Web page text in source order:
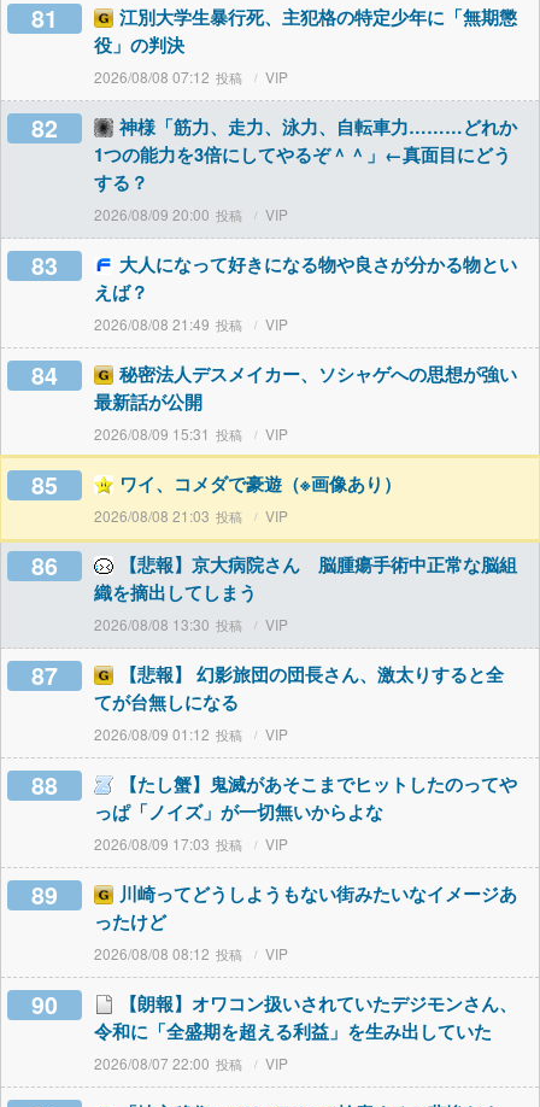
81
江別大学生暴行死、主犯格の特定少年に「無期懲
役」の判決
2026/08/08 07:12 VIP
82
神様「筋力、走力、泳力、自転車力………どれか
1つの能力を3倍にしてやるぞ＾＾」←真面目にどう
する？
2026/08/09 20:00 VIP
83
大人になって好きになる物や良さが分かる物とい
えば？
2026/08/08 21:49 VIP
84
秘密法人デスメイカー、ソシャゲへの思想が強い
最新話が公開
2026/08/09 15:31 VIP
85 ワイ、コメダで豪遊（※画像あり）
2026/08/08 21:03 VIP
86
【悲報】京大病院さん 脳腫瘍手術中正常な脳組
織を摘出してしまう
2026/08/08 13:30 VIP
87
【悲報】 幻影旅団の団長さん、激太りすると全
てが台無しになる
2026/08/09 01:12 VIP
88
【たし蟹】鬼滅があそこまでヒットしたのってや
っぱ「ノイズ」が一切無いからよな
2026/08/09 17:03 VIP
89
川崎ってどうしようもない街みたいなイメージあ
ったけど
2026/08/08 08:12 VIP
90
【朗報】オワコン扱いされていたデジモンさん、
令和に「全盛期を超える利益」を生み出していた
2026/08/07 22:00 VIP